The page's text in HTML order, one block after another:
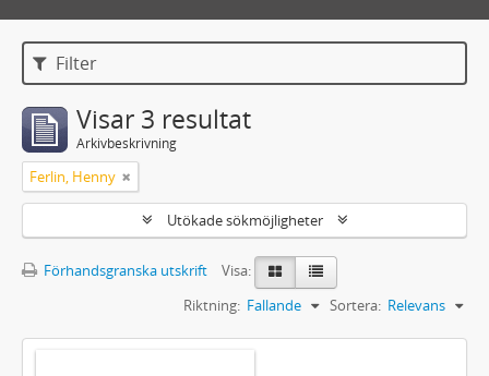
Filter
Visar 3 resultat
Arkivbeskrivning
Ferlin, Henny
Utökade sökmöjligheter
Förhandsgranska utskrift
Visa:
Sortera: Relevans
Riktning: Fallande